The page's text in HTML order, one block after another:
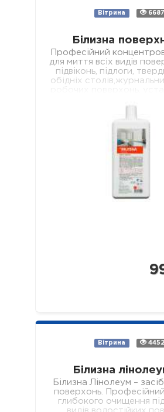
Вітрина 6687
Білизна
Професійний
для миття всіх видів
підвіконь, підлоги,
обідніх
профілю).
економічний; -…
Вітрина 4452
Білизна
Білизна Лінолеум –
поверхонь. Професійний
глибокого очищення